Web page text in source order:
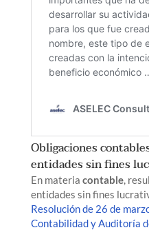
Obligaciones
entidades sin fines
En materia contable,
entidades sin fines
Resolución de 26 de
Contabilidad y Auditoría